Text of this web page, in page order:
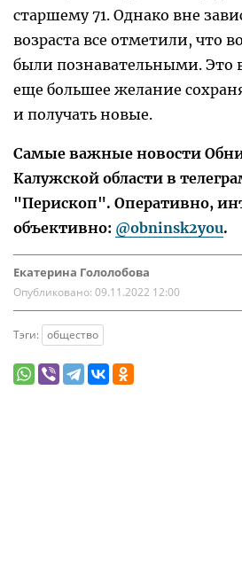
старшему 71. Однако вне
возраста все отметили, что
были познавательными. Это
еще большее желание
и получать новые.
Самые важные новости
Калужской области в
"Перископ". Оперативно,
объективно: @obninsk2you.
Екатерина Гололобова
Опубликовано: 09.11.2022 12:00
Тэги: общество